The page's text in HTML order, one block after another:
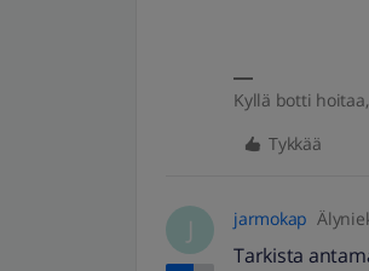
Kyllä botti
Tykkää
J jarmokap
Tarkista